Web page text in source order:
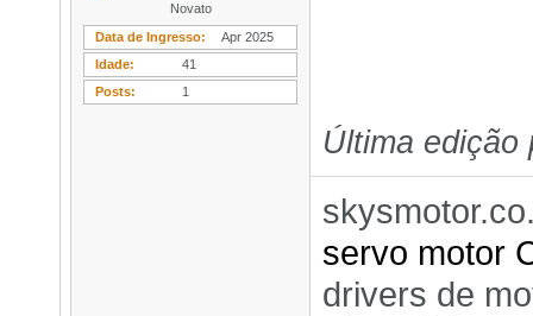
Novato
Data de Ingresso
Apr 2025
Idade
41
Posts
1
Última
servo motor
drivers de